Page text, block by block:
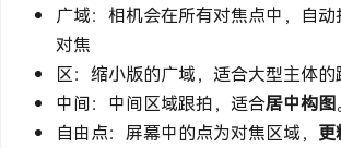
广域：相机会在所有对焦点中，自
对焦
区：缩小版的广域，适合大型主体的
中间：中间区域跟拍，适合居中构图。
自由点：屏幕中的点为对焦区域， 更